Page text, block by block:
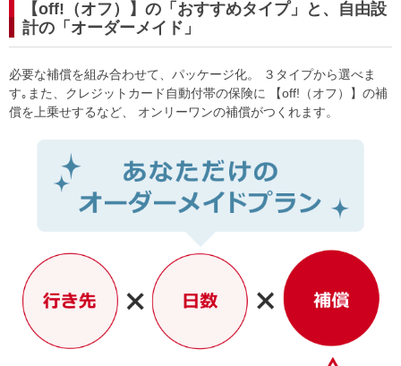
【off!（オフ）】の「おすすめタイプ」と、自由設
計の「オーダーメイド」
必要な補償を組み合わせて、パッケージ化。 ３タイプから選べま
す｡また、クレジットカード自動付帯の保険に 【off!（オフ）】の補
償を上乗せするなど、 オンリーワンの補償がつくれます。